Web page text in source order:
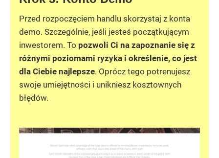
Przed rozpoczęciem handlu skorzystaj z konta
demo. Szczególnie, jeśli jesteś początkującym
inwestorem. To pozwoli Ci na zapoznanie się z
różnymi poziomami ryzyka i określenie, co jest
dla Ciebie najlepsze. Oprócz tego potrenujesz
swoje umiejętności i unikniesz kosztownych
błędów.